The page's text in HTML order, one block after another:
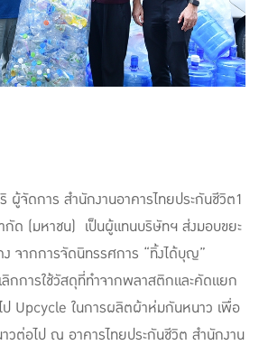
ผู้จัดการ สำนักงานอาคารไทยประกันชีวิต1
กัด (มหาชน) เป็นผู้แทนบริษัทฯ ส่งมอบขยะ
จากการจัดนิทรรศการ “ทิ้งได้บุญ”
กการใช้วัสดุที่ทำจากพลาสติกและคัดแยก
Upcycle ในการผลิตผ้าห่มกันหนาว เพื่อ
วต่อไป ณ อาคารไทยประกันชีวิต สำนักงาน